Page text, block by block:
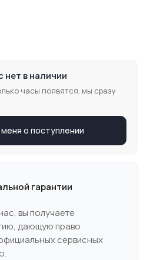
в наличии
часы появятся, мы сразу
о поступлении
гарантии
вы получаете
дающую право
сервисных